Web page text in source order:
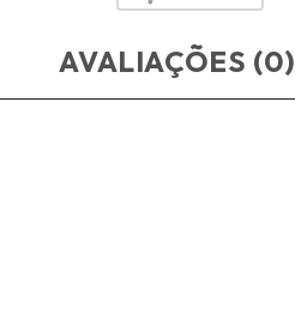
AVALIAÇÕES (0)